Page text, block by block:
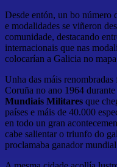
Desde entón, un bo número
e modalidades se viñeron
comunidade, destacando
internacionais que nas
colocarían a Galicia no
Unha das máis
Coruña no ano 1964 durante
Mundiais Militares que
países e máis de 40.000
en todo un gran
cabe salientar o triunfo do
proclamaba ganador